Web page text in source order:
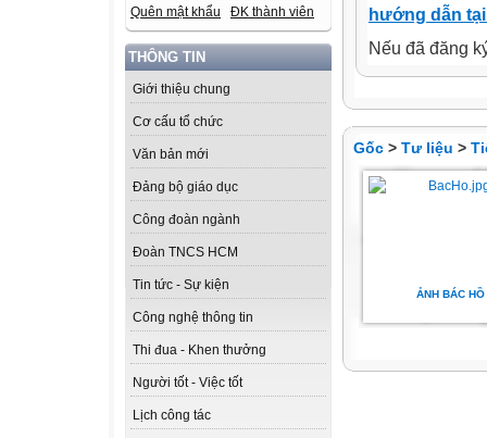
Quên mật khẩu ĐK thành viên
THÔNG TIN
Giới thiệu chung
Cơ cấu tổ chức
Văn bản mới
Đảng bộ giáo dục
Công đoàn ngành
Đoàn TNCS HCM
Tin tức - Sự kiện
Công nghệ thông tin
Thi đua - Khen thưởng
Người tốt - Việc tốt
Lịch công tác
hướng dẫn
Nếu đã đăng
Gốc > Tư liệu >
ẢNH BÁC HỒ